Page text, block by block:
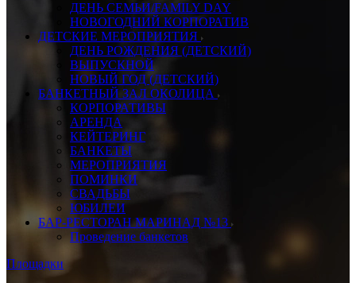
ДЕНЬ СЕМЬИ/FAMILY DAY
НОВОГОДНИЙ КОРПОРАТИВ
ДЕТСКИЕ МЕРОПРИЯТИЯ
ДЕНЬ РОЖДЕНИЯ (ДЕТСКИЙ)
ВЫПУСКНОЙ
НОВЫЙ ГОД (ДЕТСКИЙ)
БАНКЕТНЫЙ ЗАЛ ОКОЛИЦА
КОРПОРАТИВЫ
АРЕНДА
КЕЙТЕРИНГ
БАНКЕТЫ
МЕРОПРИЯТИЯ
ПОМИНКИ
СВАДЬБЫ
ЮБИЛЕИ
БАР-РЕСТОРАН МАРИНАД №13
Проведение банкетов
Площадки